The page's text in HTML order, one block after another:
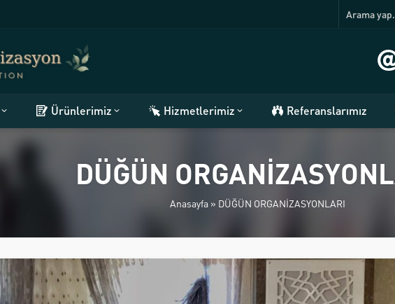
Ürünlerimiz Hizmetlerimiz Referanslarımız
DÜĞÜN
Anasayfa» DÜĞÜN ORGANİZASYONLARI